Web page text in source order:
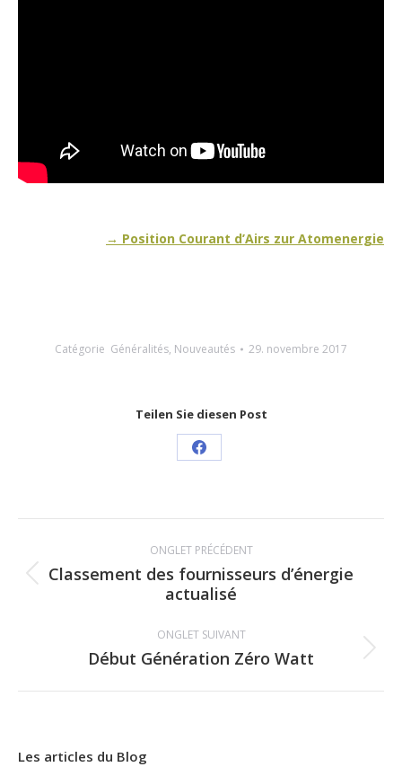
→ Position Courant d’Airs zur Atomenergie
Catégorie Généralités, Nouveautés 29. novembre 2017
Teilen Sie diesen Post
Share
Facebook
de
ONGLET PRÉCÉDENT
Onglet
Classement des fournisseurs d’énergie
actualisé
ONGLET SUIVANT
Onglet
Début Génération Zéro Watt
Les articles du Blog